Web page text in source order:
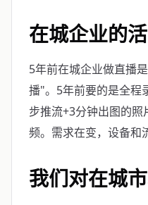
在城企业的
5年前在城企业做直播
播"。5年前要的是全程
步推流+3分钟出图的
频。需求在变，设备和
我们对在城